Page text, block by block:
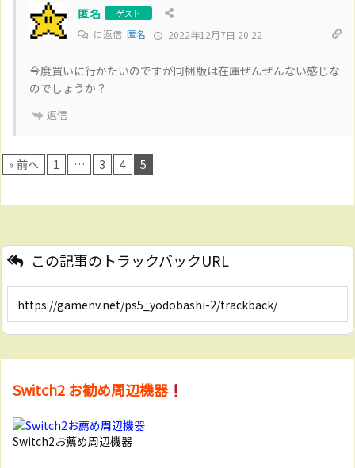
匿名 ゲスト
に返信 匿名 2022年12月7日 20:22
今度買いに行かたいのですが同梱版は在庫ぜんぜんない感じな
のでしょうか？
返信
« 前へ 1 … 3 4 5
この記事のトラックバックURL
Switch2 お勧め周辺機器
Switch2お薦め周辺機器